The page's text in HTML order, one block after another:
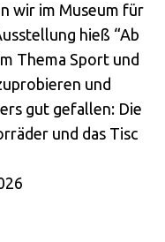
wir im Museum für
hieß “Ab
Thema Sport und
und
gut gefallen: Die
und das Tisc